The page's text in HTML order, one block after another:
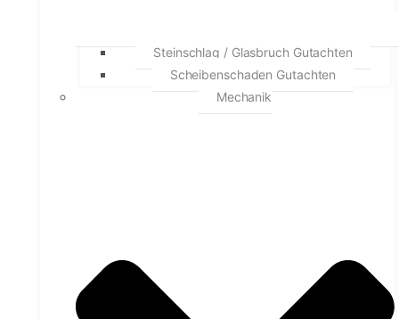
Steinschlag / Glasbruch Gutachten
Scheibenschaden Gutachten
Mechanik